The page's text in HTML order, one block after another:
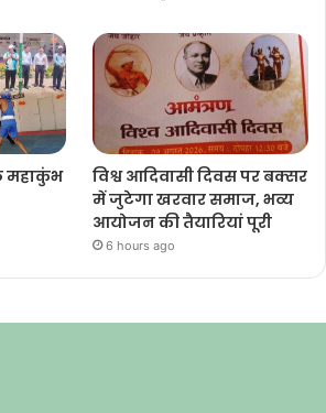
महाकुंभ
विश्व आदिवासी दिवस पर बक्सर
में जुटेगा खरवार समाज, भव्य
आयोजन की तैयारियां पूरी
6 hours ago